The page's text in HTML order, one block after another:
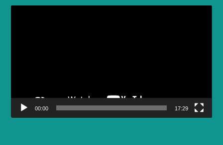
00:00 17:29